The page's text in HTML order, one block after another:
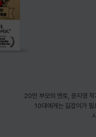
20만 부모의 멘토, 윤지영
10대에게는 길잡이가 필